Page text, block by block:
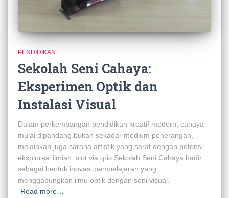
PENDIDIKAN
Sekolah Seni Cahaya:
Eksperimen Optik dan
Instalasi Visual
Dalam perkembangan pendidikan kreatif modern, cahaya
mulai dipandang bukan sekadar medium penerangan,
melainkan juga sarana artistik yang sarat dengan potensi
eksplorasi ilmiah. slot via qris Sekolah Seni Cahaya hadir
sebagai bentuk inovasi pembelajaran yang
menggabungkan ilmu optik dengan seni visual.
Read more…